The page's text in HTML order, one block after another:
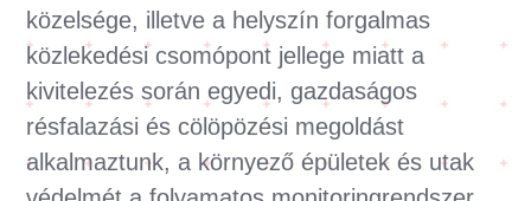
közelsége, illetve a helyszín forgalmas
közlekedési csomópont jellege miatt a
kivitelezés során egyedi, gazdaságos
résfalazási és cölöpözési megoldást
alkalmaztunk, a környező épületek és utak